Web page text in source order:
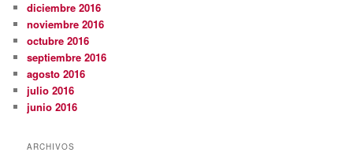
diciembre 2016
noviembre 2016
octubre 2016
septiembre 2016
agosto 2016
julio 2016
junio 2016
ARCHIVOS